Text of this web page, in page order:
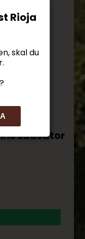
Educator
Rioja
skal du